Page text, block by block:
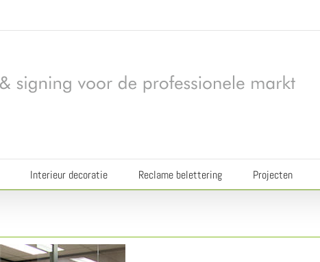
Interieur decoratie Reclame belettering Projecten